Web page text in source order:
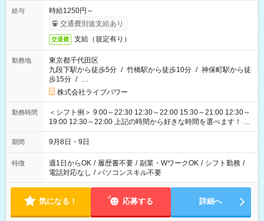
給与
時給1250円～
交通費別途支給あり
交通費 支給（規定有り）
勤務地
東京都千代田区
九段下駅から徒歩5分 / 竹橋駅から徒歩10分 / 神保町駅から徒
歩15分 / …
株式会社ライブパワー
勤務時間
＜シフト例＞ 9:00～22:30 12:30～22:00 15:30～21:00 12:30～
19:00 12:30～22:00 上記の時間から好きな時間を選べます！ ※
時間は変更となる可能性があります
期間 9月8日・9日
特徴 週1日からOK / 履歴書不要 / 副業・WワークOK / シフト勤務 /
電話対応なし / パソコンスキル不要
気になる！ 応募する 詳細へ